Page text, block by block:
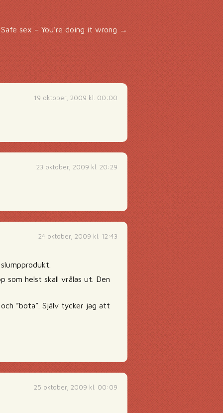
Safe sex – You’re doing it wrong →
19 oktober, 2009 kl. 00:00
23 oktober, 2009 kl. 20:29
24 oktober, 2009 kl. 12:43
som helst skall vrålas ut. Den
”bota”. Själv tycker jag att
25 oktober, 2009 kl. 00:09